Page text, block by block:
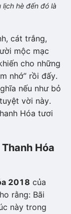
hè đến đó là
cát trắng,
mộc mạc
cho những
nhớ” rồi đấy.
nếu như bỏ
vời này.
Hóa tươi
Hóa
2018 của
rằng: Bãi
này trong